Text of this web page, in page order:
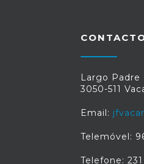
Largo
3050-511
Email:
Telemóvel:
Telefone: